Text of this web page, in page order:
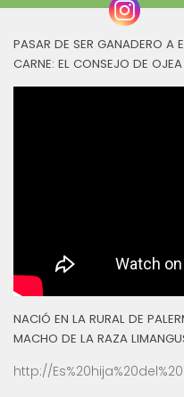
PASAR DE SER GANADERO A
CARNE: EL CONSEJO DE OJEA
NACIÓ EN LA RURAL DE
MACHO DE LA RAZA
http://